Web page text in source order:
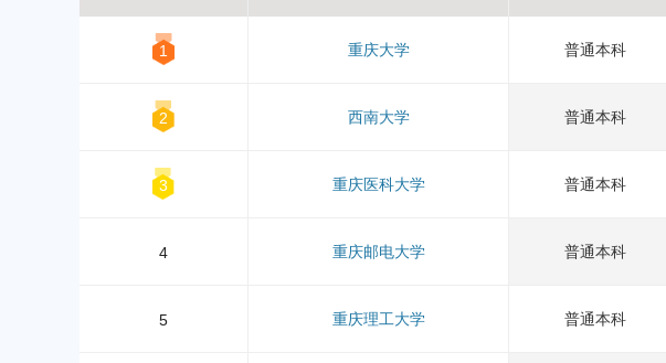
1 重庆大学 普通本科
2 西南大学 普通本科
3 重庆医科大学 普通本科
4 重庆邮电大学 普通本科
5 重庆理工大学 普通本科